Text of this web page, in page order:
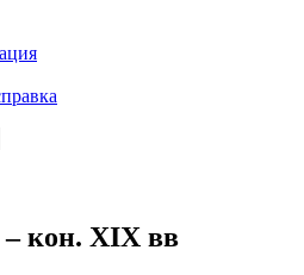
кон. XIX вв